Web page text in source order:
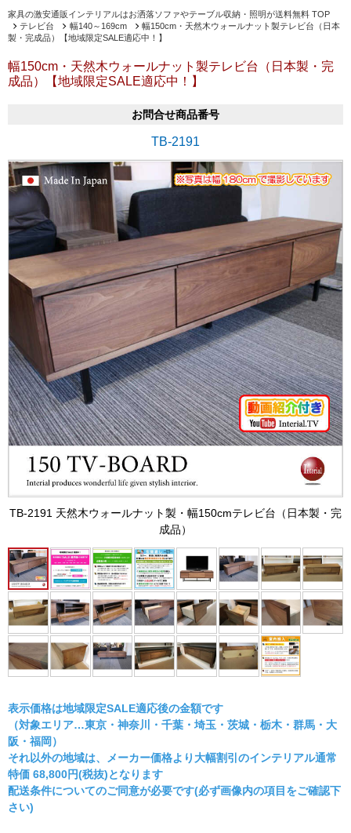
家具の激安通販インテリアルはお洒落ソファやテーブル収納・照明が送料無料 TOP
テレビ台
幅140～169cm
幅150cm・天然木ウォールナット製テレビ台（日本
製・完成品）【地域限定SALE適応中！】
幅150cm・天然木ウォールナット製テレビ台（日本製・完
成品）【地域限定SALE適応中！】
お問合せ商品番号
TB-2191
TB-2191 天然木ウォールナット製・幅150cmテレビ台（日本製・完
成品）
表示価格は地域限定SALE適応後の金額です
（対象エリア…東京・神奈川・千葉・埼玉・茨城・栃木・群馬・大
阪・福岡）
それ以外の地域は、メーカー価格より大幅割引のインテリアル通常
特価 68,800円(税抜)となります
配送条件についてのご同意が必要です(必ず画像内の項目をご確認下
さい)